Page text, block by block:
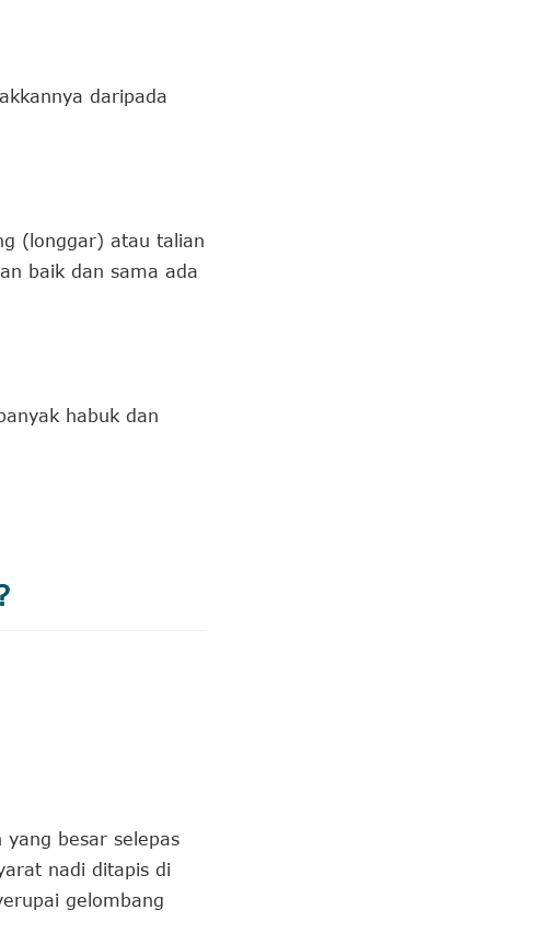
daripada
(longgar) atau talian
baik dan sama ada
habuk dan
besar selepas
nadi ditapis di
gelombang